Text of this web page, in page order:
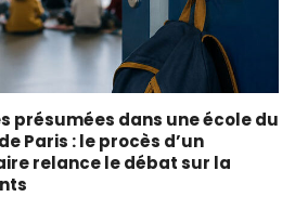
présumées dans une école du
Paris : le procès d’un
relance le débat sur la